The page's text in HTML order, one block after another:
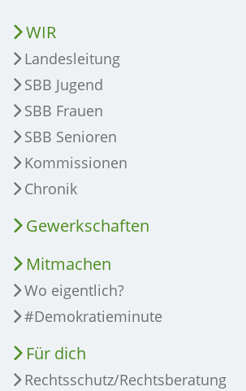
WIR
Landesleitung
SBB Jugend
SBB Frauen
SBB Senioren
Kommissionen
Chronik
Gewerkschaften
Mitmachen
Wo eigentlich?
#Demokratieminute
Für dich
Rechtsschutz/Rechtsberatung